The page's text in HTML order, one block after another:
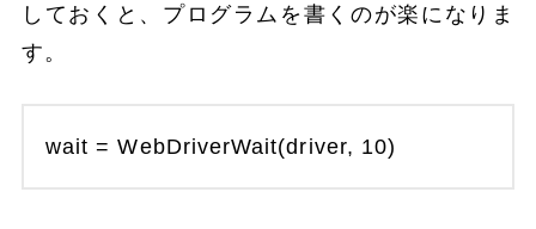
しておくと、プログラムを書くのが楽になりま
す。
wait = WebDriverWait(driver, 10)